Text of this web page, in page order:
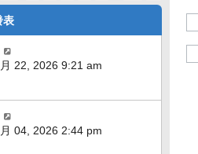
表
22, 2026 9:21 am
04, 2026 2:44 pm